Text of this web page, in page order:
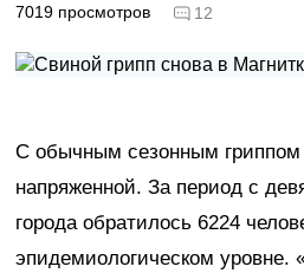
7019 просмотров 12
С обычным сезонным гриппом
напряженной. За период с
города обратилось 6224
эпидемиологическом